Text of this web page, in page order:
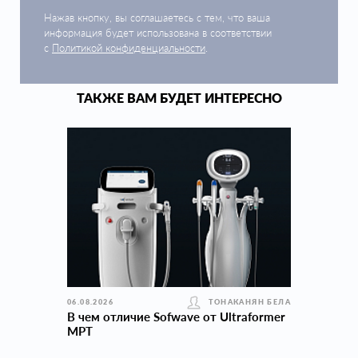
Нажав кнопку, вы соглашаетесь с тем, что ваша
информация будет использована в соответствии
с Политикой конфиденциальности
ТАКЖЕ ВАМ БУДЕТ ИНТЕРЕСНО
06.08.2026 ТОНАКАНЯН БЕЛА
В чем отличие Sofwave от Ultraformer
MPT